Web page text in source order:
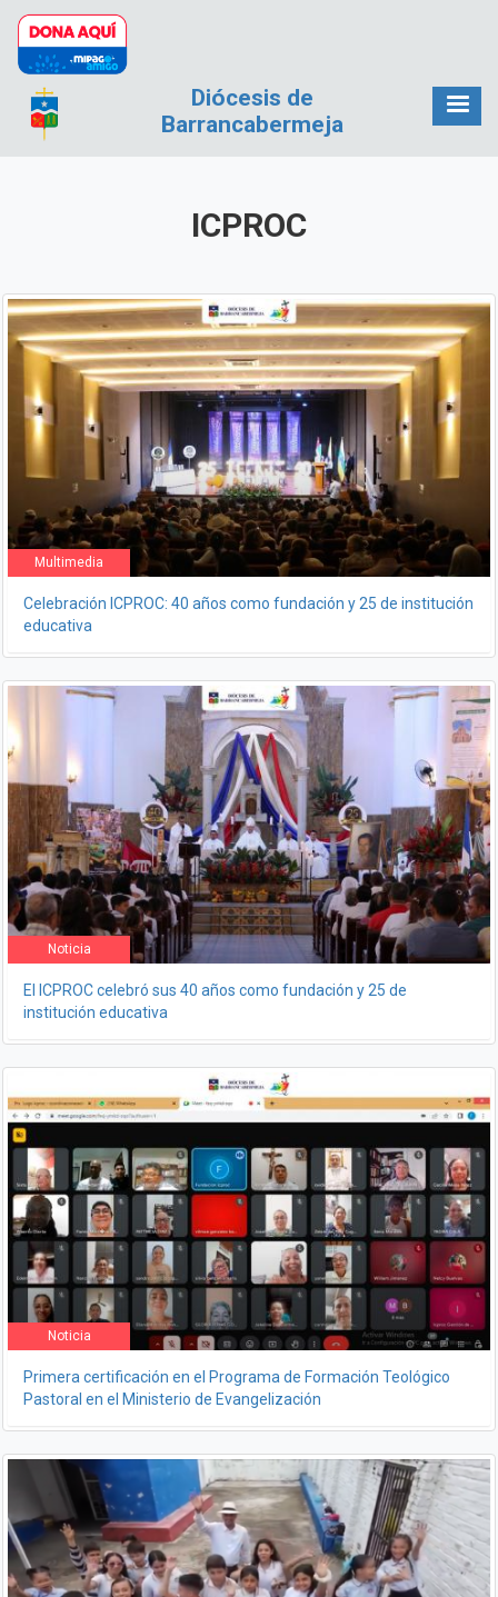
Pasar al contenido principal
Diócesis de
Barrancabermeja
ICPROC
Multimedia
Celebración ICPROC: 40 años como fundación y 25 de institución
educativa
Noticia
El ICPROC celebró sus 40 años como fundación y 25 de
institución educativa
Noticia
Primera certificación en el Programa de Formación Teológico
Pastoral en el Ministerio de Evangelización